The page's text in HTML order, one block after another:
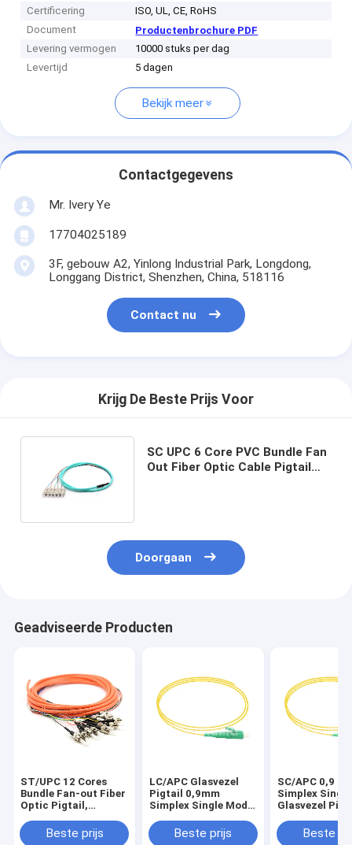
Certificering
ISO, UL, CE, RoHS
Document
Productenbrochure PDF
Levering vermogen
10000 stuks per dag
Levertijd
5 dagen
Bekijk meer
Contactgegevens
Mr. Ivery Ye
17704025189
3F, gebouw A2, Yinlong Industrial Park, Longdong,
Longgang District, Shenzhen, China, 518116
Contact nu
Krijg De Beste Prijs Voor
SC UPC 6 Core PVC Bundle Fan
Out Fiber Optic Cable Pigtail
Doorgaan
Geadviseerde Producten
ST/UPC 12 Cores
Bundle Fan-out Fiber
Optic Pigtail,
62.5/125um, Oranje
Jacket
Beste prijs
LC/APC Glasvezel
Pigtail 0,9mm
Simplex Single Mode
Beste prijs
SC/APC 0,9
Simplex
Glasvezel
Beste